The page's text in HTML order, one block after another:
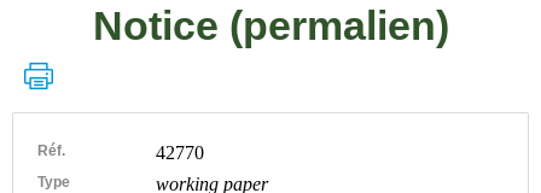
Notice (permalien)
Réf. 42770
Type working paper